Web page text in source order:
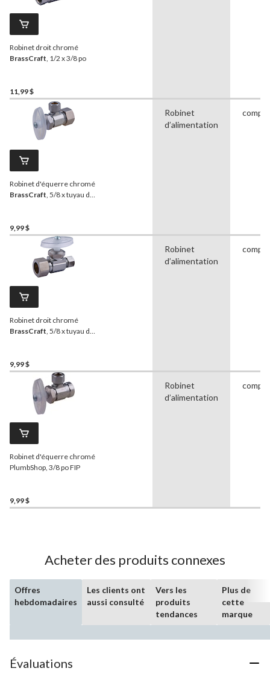
Robinet droit chromé
BrassCraft, 1/2 x 3/8 po
11,99 $
Robinet d'équerre chromé
BrassCraft, 5/8 x tuyau de
9,99 $
Robinet
d’alimentation
Robinet droit chromé
BrassCraft, 5/8 x tuyau de
9,99 $
Robinet
d’alimentation
Robinet d'équerre chromé
PlumbShop, 3/8 po FIP
9,99 $
Robinet
d’alimentation
Acheter des produits connexes
Offres
hebdomadaires
Les clients ont
aussi consulté
Vers les
produits
tendances
Plus de
cette
marque
Évaluations